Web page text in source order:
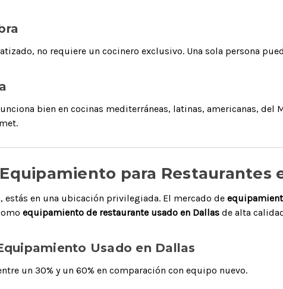
no requiere un cocinero exclusivo. Una sola persona
bien en cocinas mediterráneas, latinas, americanas,
para Restaurantes
estás en una ubicación privilegiada. El mercado de
equipamiento de restaurante usado en Dallas de alta
Usado en Dallas
un 30% y un 60% en comparación con equipo nuevo.